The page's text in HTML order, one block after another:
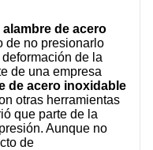
alambre de acero
de no presionarlo
de la
de una empresa
de acero inoxidable
otras herramientas
que parte de la
Aunque no
de